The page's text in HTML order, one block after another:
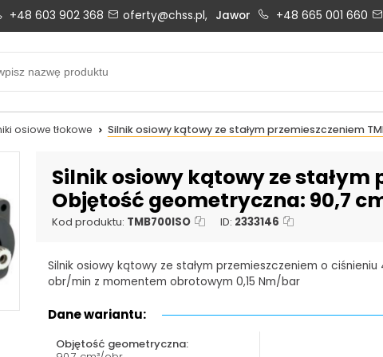
Biuro obsługi klienta:
+48 603 902 368
PN-PT: 6:30 - 16:00
+48 603 902 368
Uszczelnienia techniczne:
uszczelnienia@chss.pl
Magazyn 24H:
info@chss.pl
+48 603 902 368 oferty@chss.pl, Jawor +48 665 001 660
osiowe tłokowe Silnik osiowy kątowy ze stałym przemieszczeniem
Silnik osiowy kątowy ze stałym
Objętość geometryczna: 90,7
Kod produktu: TMB700ISO ID: 2333146
Silnik osiowy kątowy ze stałym przemieszczeniem o ciśnieniu
obr/min z momentem obrotowym 0,15 Nm/bar
Dane wariantu:
Objętość geometryczna: